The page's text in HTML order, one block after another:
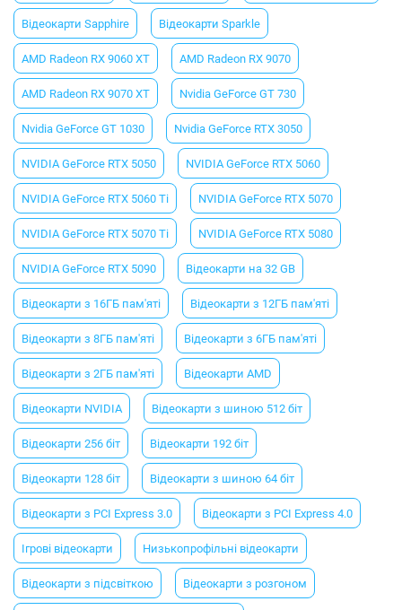
Відеокарти Sapphire Відеокарти Sparkle
AMD Radeon RX 9060 XT AMD Radeon RX 9070
AMD Radeon RX 9070 XT Nvidia GeForce GT 730
Nvidia GeForce GT 1030 Nvidia GeForce RTX 3050
NVIDIA GeForce RTX 5050 NVIDIA GeForce RTX 5060
NVIDIA GeForce RTX 5060 Ti NVIDIA GeForce RTX 5070
NVIDIA GeForce RTX 5070 Ti NVIDIA GeForce RTX 5080
NVIDIA GeForce RTX 5090 Відеокарти на 32 GB
Відеокарти з 16ГБ пам'яті Відеокарти з 12ГБ пам'яті
Відеокарти з 8ГБ пам'яті Відеокарти з 6ГБ пам'яті
Відеокарти з 2ГБ пам'яті Відеокарти AMD
Відеокарти NVIDIA Відеокарти з шиною 512 біт
Відеокарти 256 біт Відеокарти 192 біт
Відеокарти 128 біт Відеокарти з шиною 64 біт
Відеокарти з PCI Express 3.0 Відеокарти з PCI Express 4.0
Ігрові відеокарти Низькопрофільні відеокарти
Відеокарти з підсвіткою Відеокарти з розгоном